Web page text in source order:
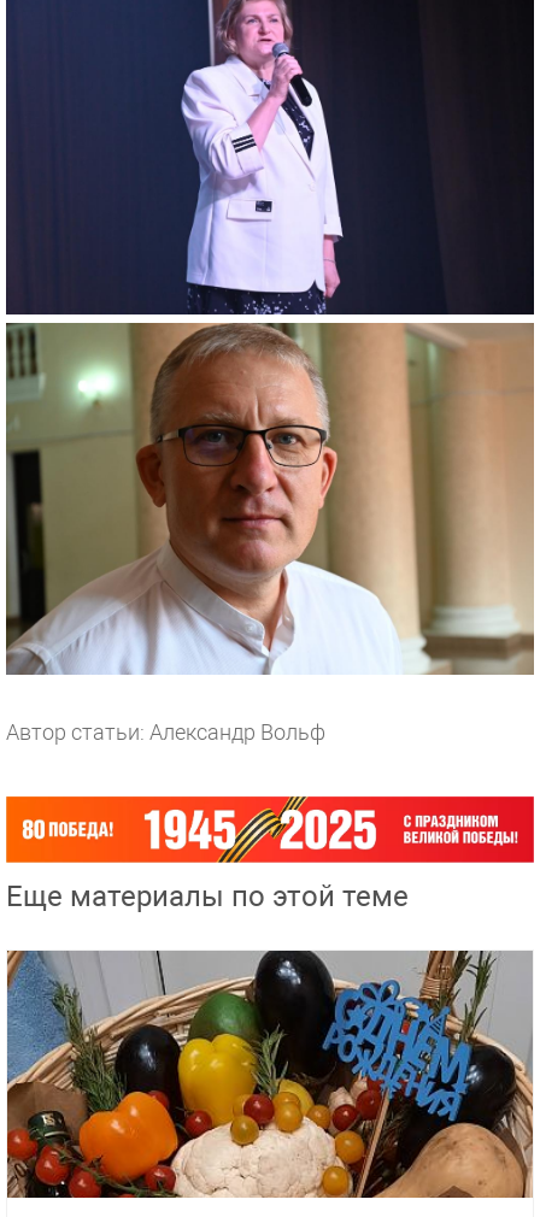
Автор статьи: Александр Вольф
Еще материалы по этой теме